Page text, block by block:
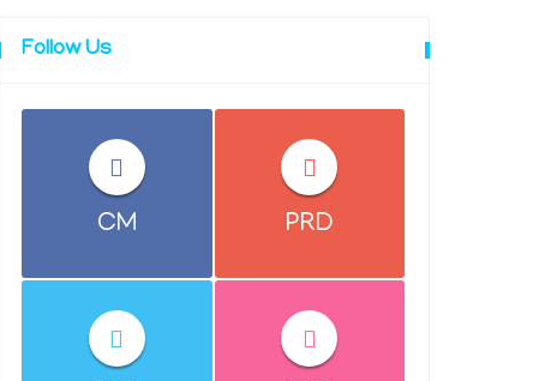
Follow Us
CM PRD